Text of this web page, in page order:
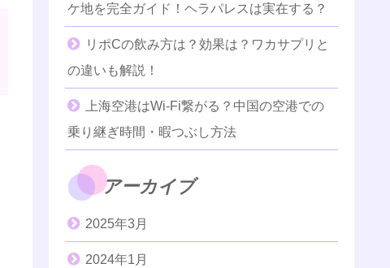
ケ地を完全ガイド！ヘラパレスは実在する？
リポCの飲み方は？効果は？ワカサプリと
の違いも解説！
上海空港はWi-Fi繋がる？中国の空港での
乗り継ぎ時間・暇つぶし方法
アーカイブ
2025年3月
2024年1月